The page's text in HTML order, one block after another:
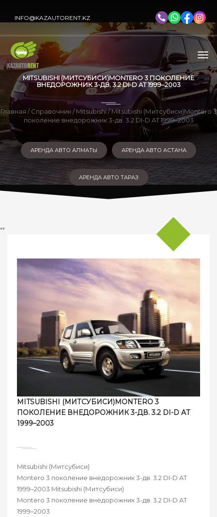
INFO@KAZAUTORENT.KZ
MITSUBISHI (МИТСУБИСИ)MONTERO 3 ПОКОЛЕНИЕ
ВНЕДОРОЖНИК 3-ДВ. 3.2 DI-D AT 1999–2003
Главная /Справочник/Mitsubishi/ Mitsubishi (Митсубиси)Montero 3
поколение внедорожник 3-дв. 3.2 DI-D AT 1999–2003
АРЕНДА АВТО АЛМАТЫ АРЕНДА АВТО АСТАНА
АРЕНДА АВТО ТАРАЗ
**
MITSUBISHI (МИТСУБИСИ)MONTERO 3
ПОКОЛЕНИЕ ВНЕДОРОЖНИК 3-ДВ. 3.2 DI-D AT
1999–2003
Mitsubishi (Митсубиси)
Montero 3 поколение внедорожник 3-дв. 3.2 DI-D AT
1999–2003 Mitsubishi (Митсубиси)
Montero 3 поколение внедорожник 3-дв. 3.2 DI-D AT
1999–2003